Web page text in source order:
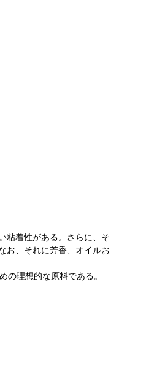
粘着性がある。さらに、そ
お、それに芳香、オイルお
理想的な原料である。